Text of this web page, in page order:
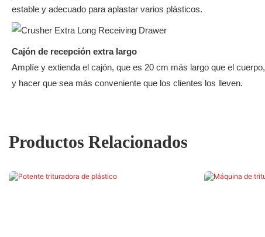
estable y adecuado para aplastar varios plásticos.
Cajón de recepción extra largo
Amplíe y extienda el cajón, que es 20 cm más largo que el
y hacer que sea más conveniente que los clientes los lleven.
Productos Relacionados